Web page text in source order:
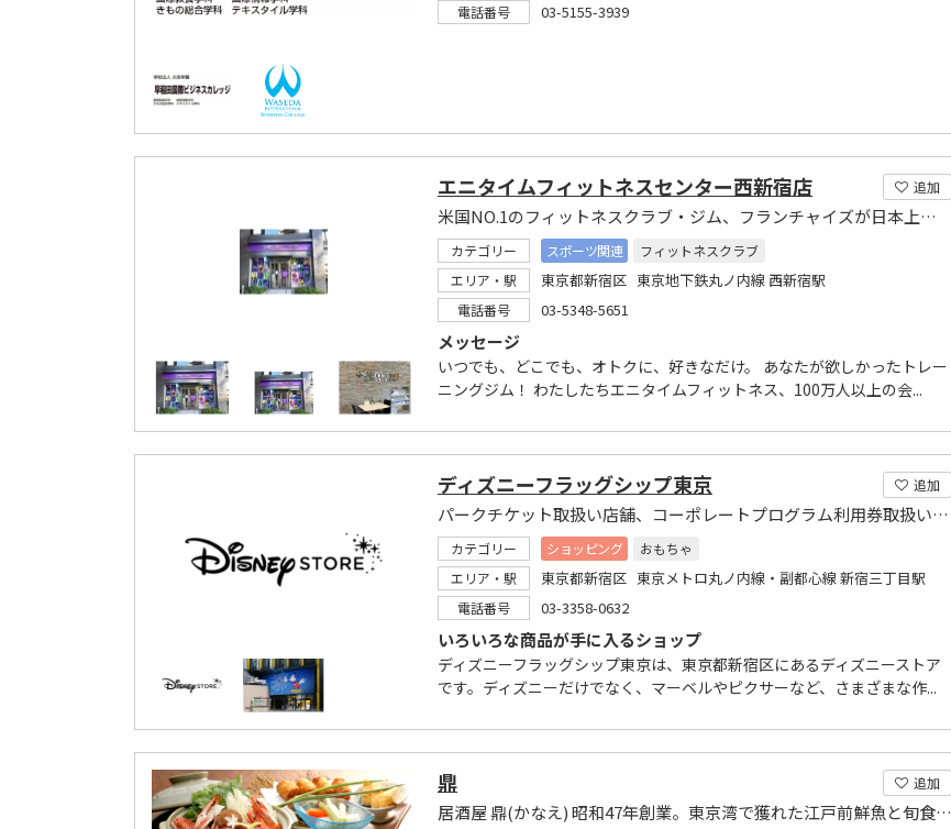
電話番号 03-5155-3939
追加
エニタイムフィットネスセンター西新宿店
米国NO.1のフィットネスクラブ・ジム、フランチャイズが日本上陸！
カテゴリー スポーツ関連
フィットネスクラブ
エリア・駅
東京都新宿区 東京地下鉄丸ノ内線 西新宿駅
電話番号 03-5348-5651
メッセージ
いつでも、どこでも、オトクに、好きなだけ。 あなたが欲しかったトレー
ニングジム！ わたしたちエニタイムフィットネス、100万人以上の会...
追加
ディズニーフラッグシップ東京
パークチケット取扱い店舗、コーポレートプログラム利用券取扱い店舗
カテゴリー ショッピング
おもちゃ
エリア・駅
東京都新宿区 東京メトロ丸ノ内線・副都心線 新宿三丁目駅
電話番号 03-3358-0632
いろいろな商品が手に入るショップ
ディズニーフラッグシップ東京は、東京都新宿区にあるディズニーストア
です。ディズニーだけでなく、マーベルやピクサーなど、さまざまな作...
追加
鼎
居酒屋 鼎(かなえ) 昭和47年創業。東京湾で獲れた江戸前鮮魚と旬食材と種類豊富な地酒自慢。